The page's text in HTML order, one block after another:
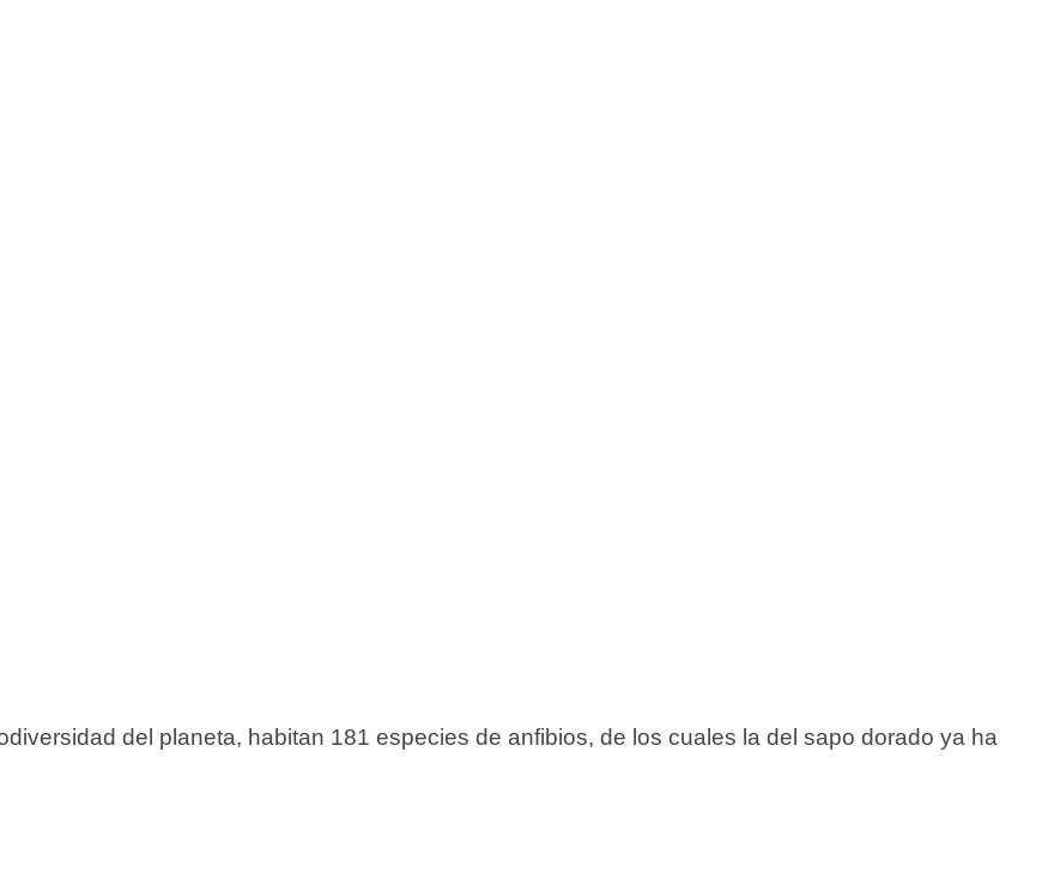
del planeta, habitan 181 especies de anfibios, de los cuales la del sapo dorado ya ha